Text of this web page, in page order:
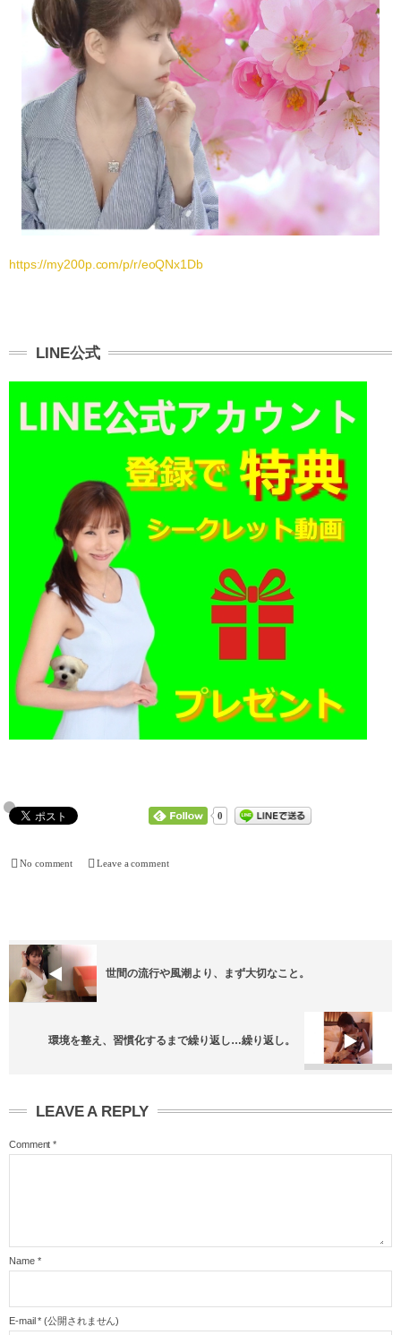
https://my200p.com/p/r/eoQNx1Db
LINE公式
0
No comment Leave a comment
世間の流行や風潮より、まず大切なこと。
環境を整え、習慣化するまで繰り返し…繰り返し。
LEAVE A REPLY
Comment *
Name *
E-mail * (公開されません)